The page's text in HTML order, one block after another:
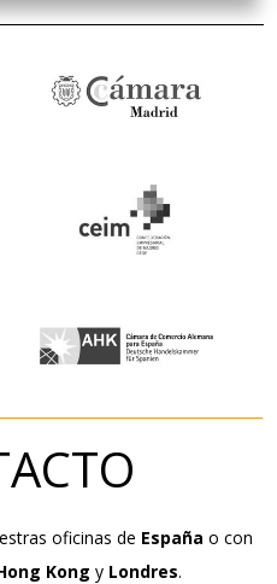
oficinas de España o con
Kong y Londres.